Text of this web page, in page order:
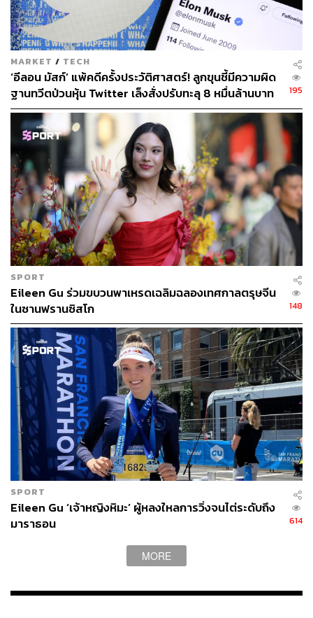
MARKET / TECH
‘อีลอน มัสก์’ แพ้คดีครั้งประวัติศาสตร์! ลูกขุนชี้มีความผิด
ฐานทวีตป่วนหุ้น Twitter เล็งสั่งปรับทะลุ 8 หมื่นล้านบาท
195
SPORT
Eileen Gu ร่วมขบวนพาเหรดเฉลิมฉลองเทศกาลตรุษจีน
ในซานฟรานซิสโก
148
SPORT
Eileen Gu ‘เจ้าหญิงหิมะ’ ผู้หลงใหลการวิ่งจนไต่ระดับถึง
มาราธอน
614
MORE